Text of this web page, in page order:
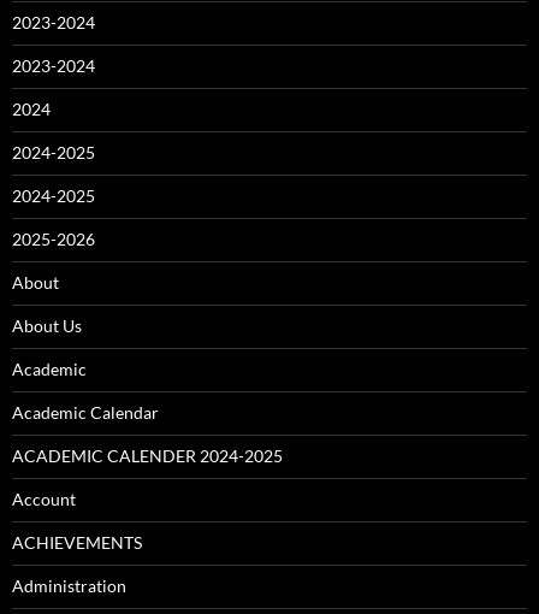
2023-2024
2023-2024
2024
2024-2025
2024-2025
2025-2026
About
About Us
Academic
Academic Calendar
ACADEMIC CALENDER 2024-2025
Account
ACHIEVEMENTS
Administration